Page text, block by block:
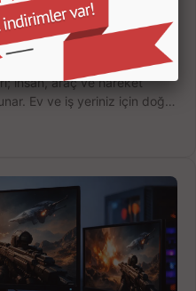
Nasıl Seçilir?
insan, araç ve hareket
Ev ve iş yeriniz için doğru